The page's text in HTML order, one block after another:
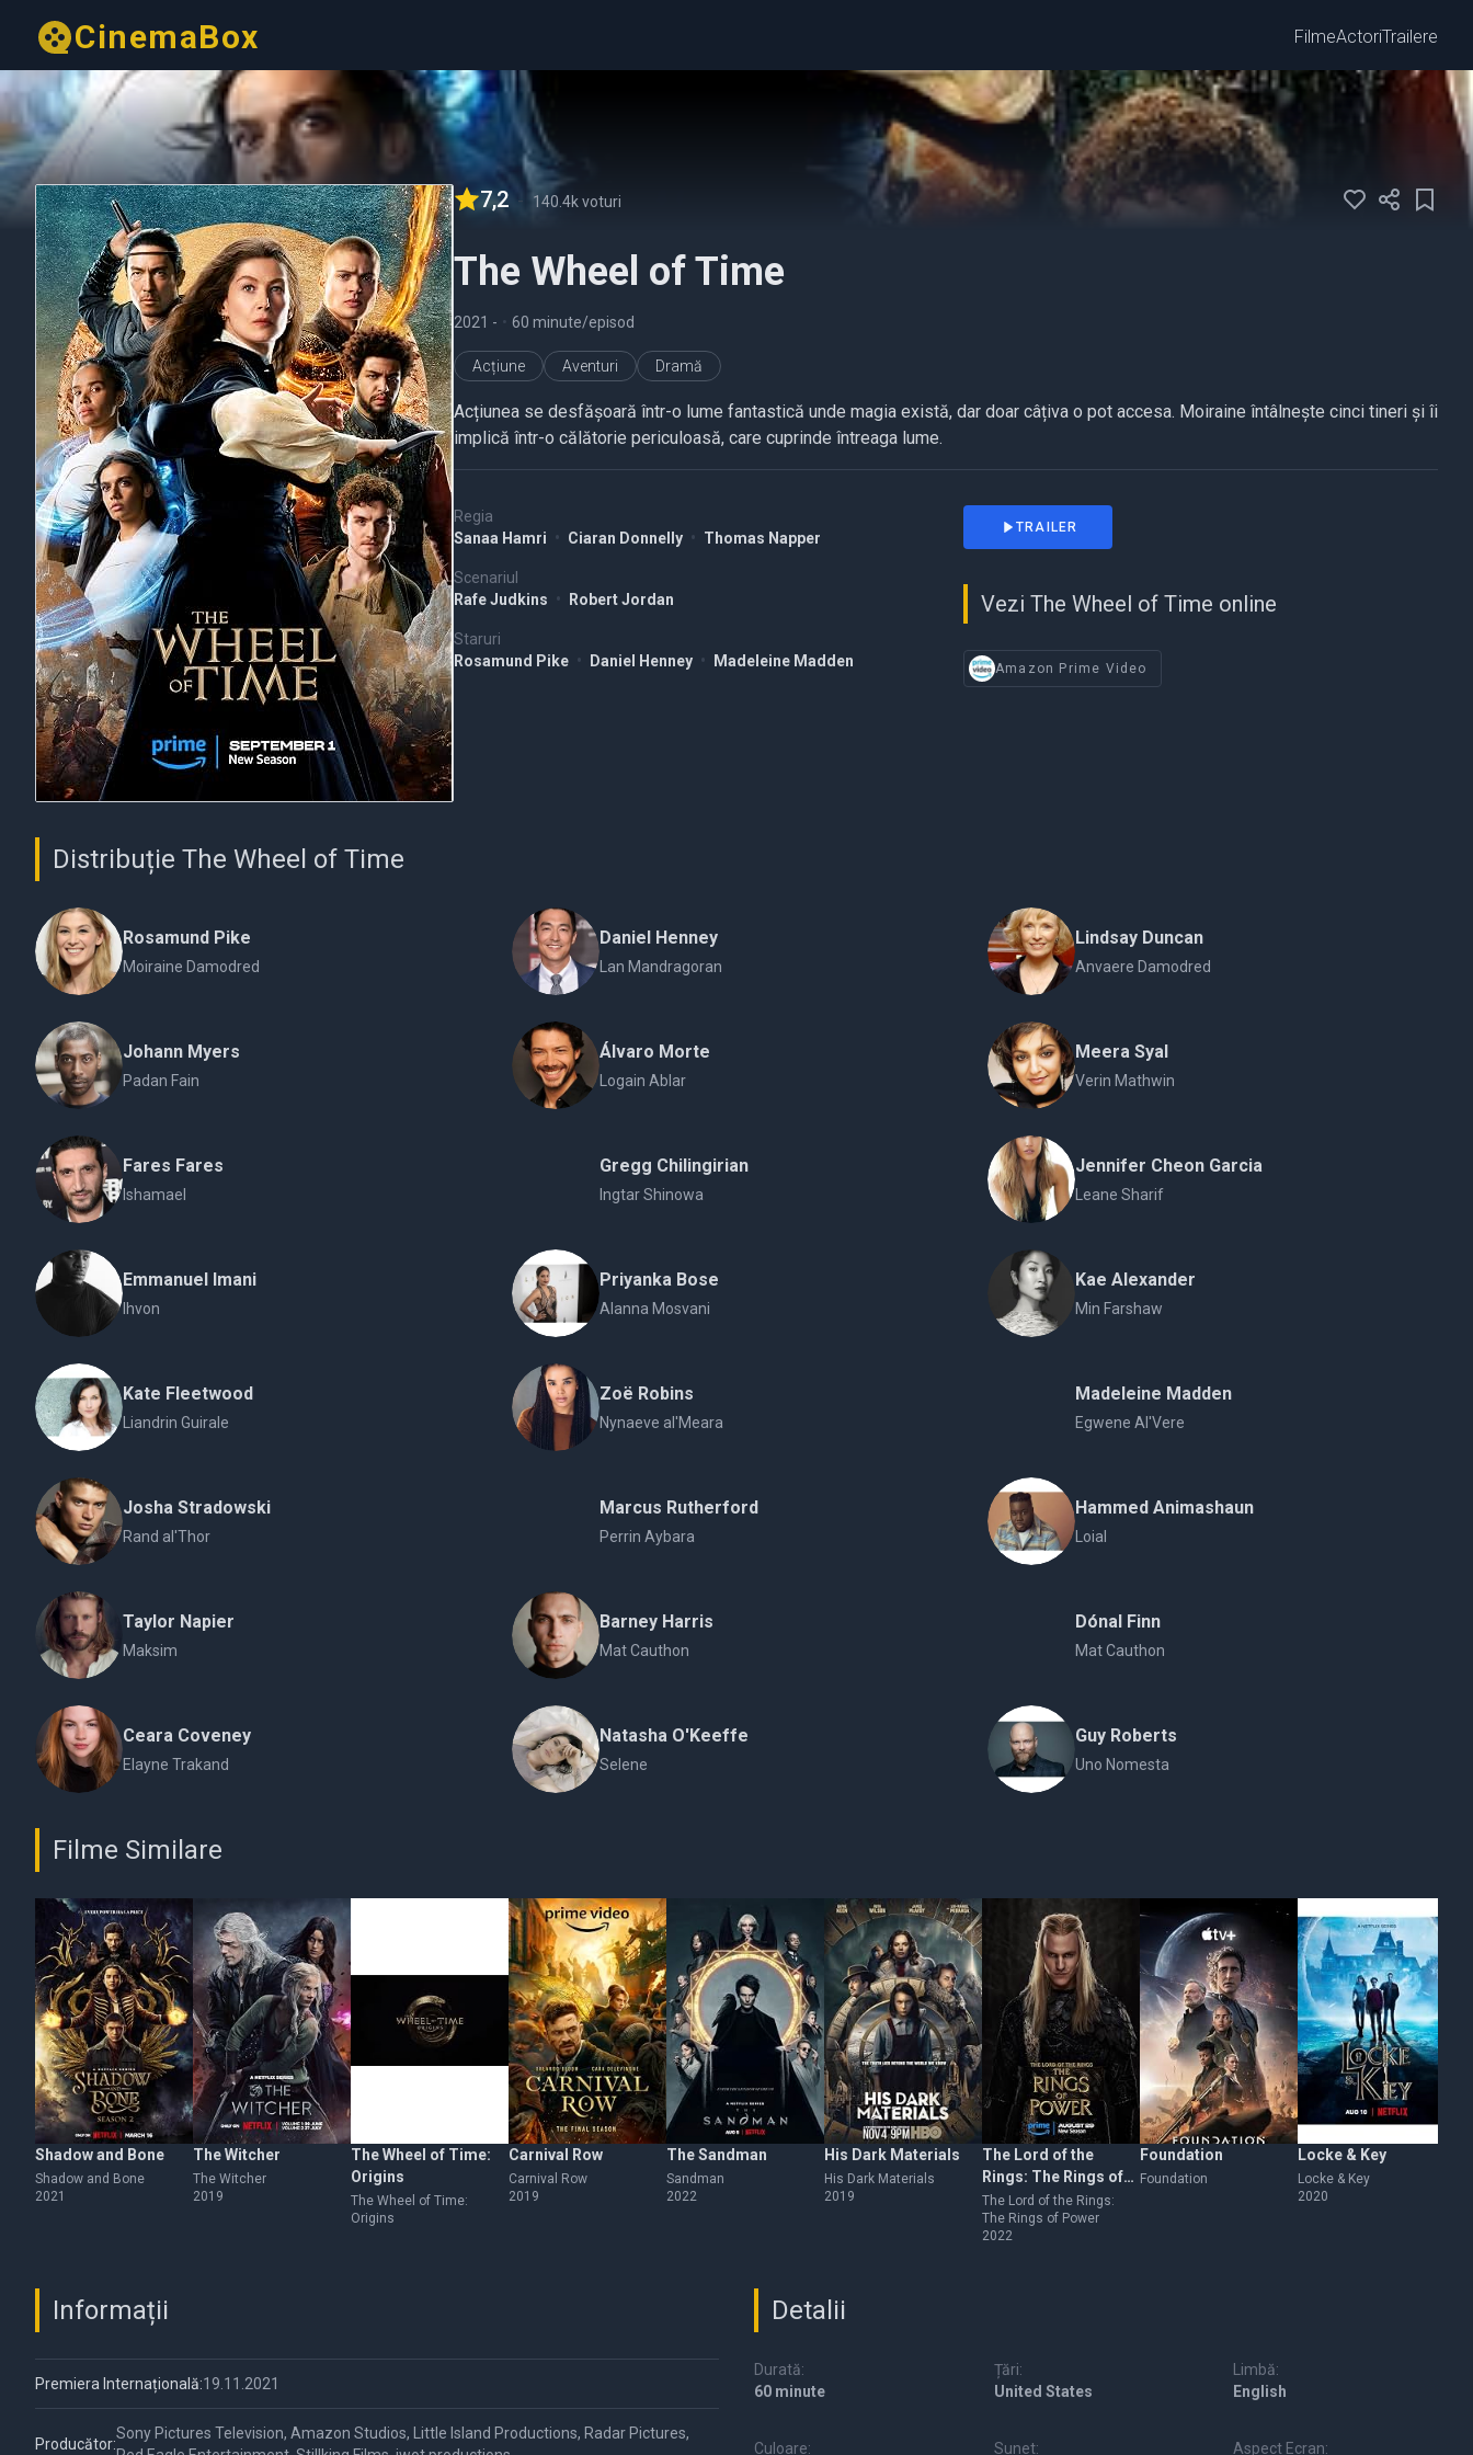
CinemaBox FilmeActoriTrailere
7,2 - 140.4k voturi
The Wheel of Time
2021 - • 60 minute/episod
Acțiune Aventuri Dramă
Acțiunea se desfășoară într-o lume fantastică unde magia există, dar doar câțiva o pot accesa. Moiraine întâlnește cinci tineri și îi
implică într-o călătorie periculoasă, care cuprinde întreaga lume.
Regia
Sanaa Hamri • Ciaran Donnelly • Thomas Napper
Scenariul
Rafe Judkins • Robert Jordan
Staruri
Rosamund Pike • Daniel Henney • Madeleine Madden
TRAILER
Vezi The Wheel of Time online
Amazon Prime Video
Distribuție The Wheel of Time
Rosamund Pike
Moiraine Damodred
Daniel Henney
Lan Mandragoran
Lindsay Duncan
Anvaere Damodred
Johann Myers
Padan Fain
Álvaro Morte
Logain Ablar
Meera Syal
Verin Mathwin
Fares Fares
Ishamael
Gregg Chilingirian
Ingtar Shinowa
Jennifer Cheon Garcia
Leane Sharif
Emmanuel Imani
Ihvon
Priyanka Bose
Alanna Mosvani
Kae Alexander
Min Farshaw
Kate Fleetwood
Liandrin Guirale
Zoë Robins
Nynaeve al'Meara
Madeleine Madden
Egwene Al'Vere
Josha Stradowski
Rand al'Thor
Marcus Rutherford
Perrin Aybara
Hammed Animashaun
Loial
Taylor Napier
Maksim
Barney Harris
Mat Cauthon
Dónal Finn
Mat Cauthon
Ceara Coveney
Elayne Trakand
Natasha O'Keeffe
Selene
Guy Roberts
Uno Nomesta
Filme Similare
Shadow and Bone
Shadow and Bone
2021
The Witcher
The Witcher
2019
The Wheel of Time:
Origins
The Wheel of Time:
Origins
Carnival Row
Carnival Row
2019
The Sandman
Sandman
2022
His Dark Materials
His Dark Materials
2019
The Lord of the
Rings: The Rings of
Power
The Lord of the Rings:
The Rings of Power
2022
Foundation
Foundation
Locke & Key
Locke & Key
2020
Informații
Premiera Internațională:19.11.2021
Producător:
Sony Pictures Television, Amazon Studios, Little Island Productions, Radar Pictures,
Detalii
Durată:
60 minute
Țări:
United States
Limbă:
English
Culoare: Sunet: Aspect Ecran: